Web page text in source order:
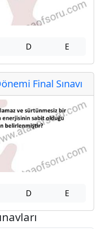
D E
Final Sınavı
D E